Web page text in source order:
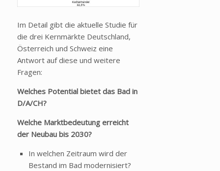
Im Detail gibt die aktuelle Studie für
die drei Kernmärkte Deutschland,
Österreich und Schweiz eine
Antwort auf diese und weitere
Fragen:
Welches Potential bietet das Bad in
D/A/CH?
Welche Marktbedeutung erreicht
der Neubau bis 2030?
In welchen Zeitraum wird der
Bestand im Bad modernisiert?